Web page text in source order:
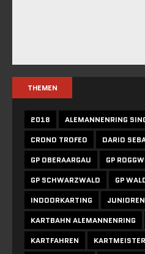
THEMEN
2018 ALEMANNENRING
CRONO TROFEO
DARIO
GP OBERAARGAU
GP
GP SCHWARZWALD
GP
INDOORKARTING
JUNIOREN
KARTBAHN ALEMANNENRING
KARTFAHREN